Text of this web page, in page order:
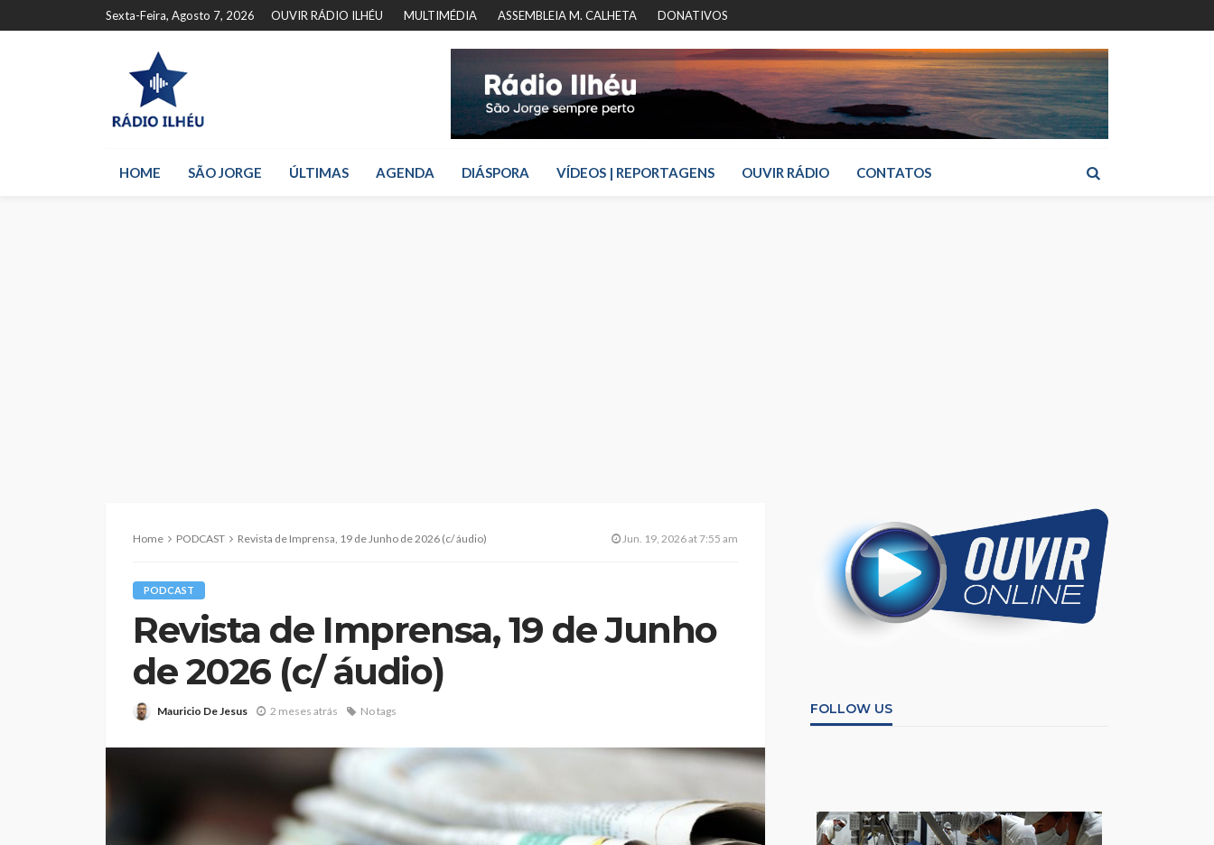
Sexta-Feira, Agosto 7, 2026 OUVIR RÁDIO ILHÉU MULTIMÉDIA ASSEMBLEIA M. CALHETA DONATIVOS
HOME SÃO JORGE ÚLTIMAS AGENDA DIÁSPORA VÍDEOS | REPORTAGENS OUVIR RÁDIO CONTATOS
Home PODCAST Revista de Imprensa, 19 de Junho de 2026 (c/ áudio) Jun. 19, 2026 at 7:55 am
PODCAST
Revista de Imprensa, 19 de Junho
de 2026 (c/ áudio)
Mauricio De Jesus 2 meses atrás No tags FOLLOW US